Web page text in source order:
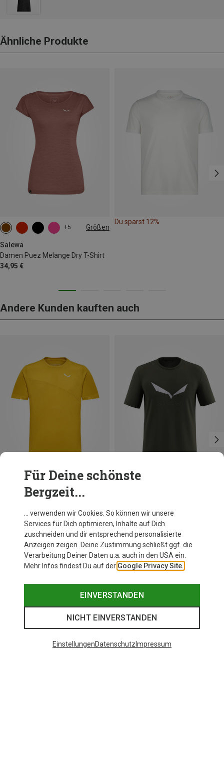
Ähnliche Produkte
+5 Größen
Salewa
Damen Puez Melange Dry T-Shirt
34,95 €
XS S M
XXL
Du sparst 12%
Andere Kunden kauften auch
Du sparst bis 30%
Salewa
34,95 €
Für Deine schönste
Bergzeit...
… verwenden wir Cookies. So können wir unsere
Services für Dich optimieren, Inhalte auf Dich
zuschneiden und dir entsprechend personalisierte
Anzeigen zeigen. Deine Zustimmung schließt ggf. die
Verarbeitung Deiner Daten u.a. auch in den USA ein.
Mehr Infos findest Du auf der Google Privacy Site.
EINVERSTANDEN
NICHT EINVERSTANDEN
EinstellungenDatenschutz Impressum